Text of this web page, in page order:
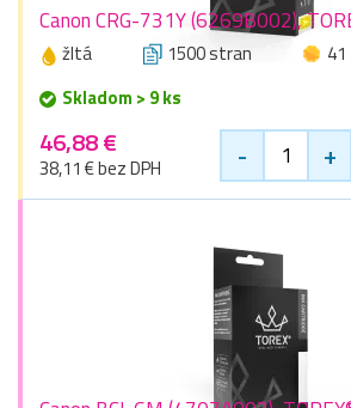
Canon CRG-731Y (6269B002),
žltá 1500 stran
Skladom > 9 ks
46,88 €
38,11 € bez DPH - +